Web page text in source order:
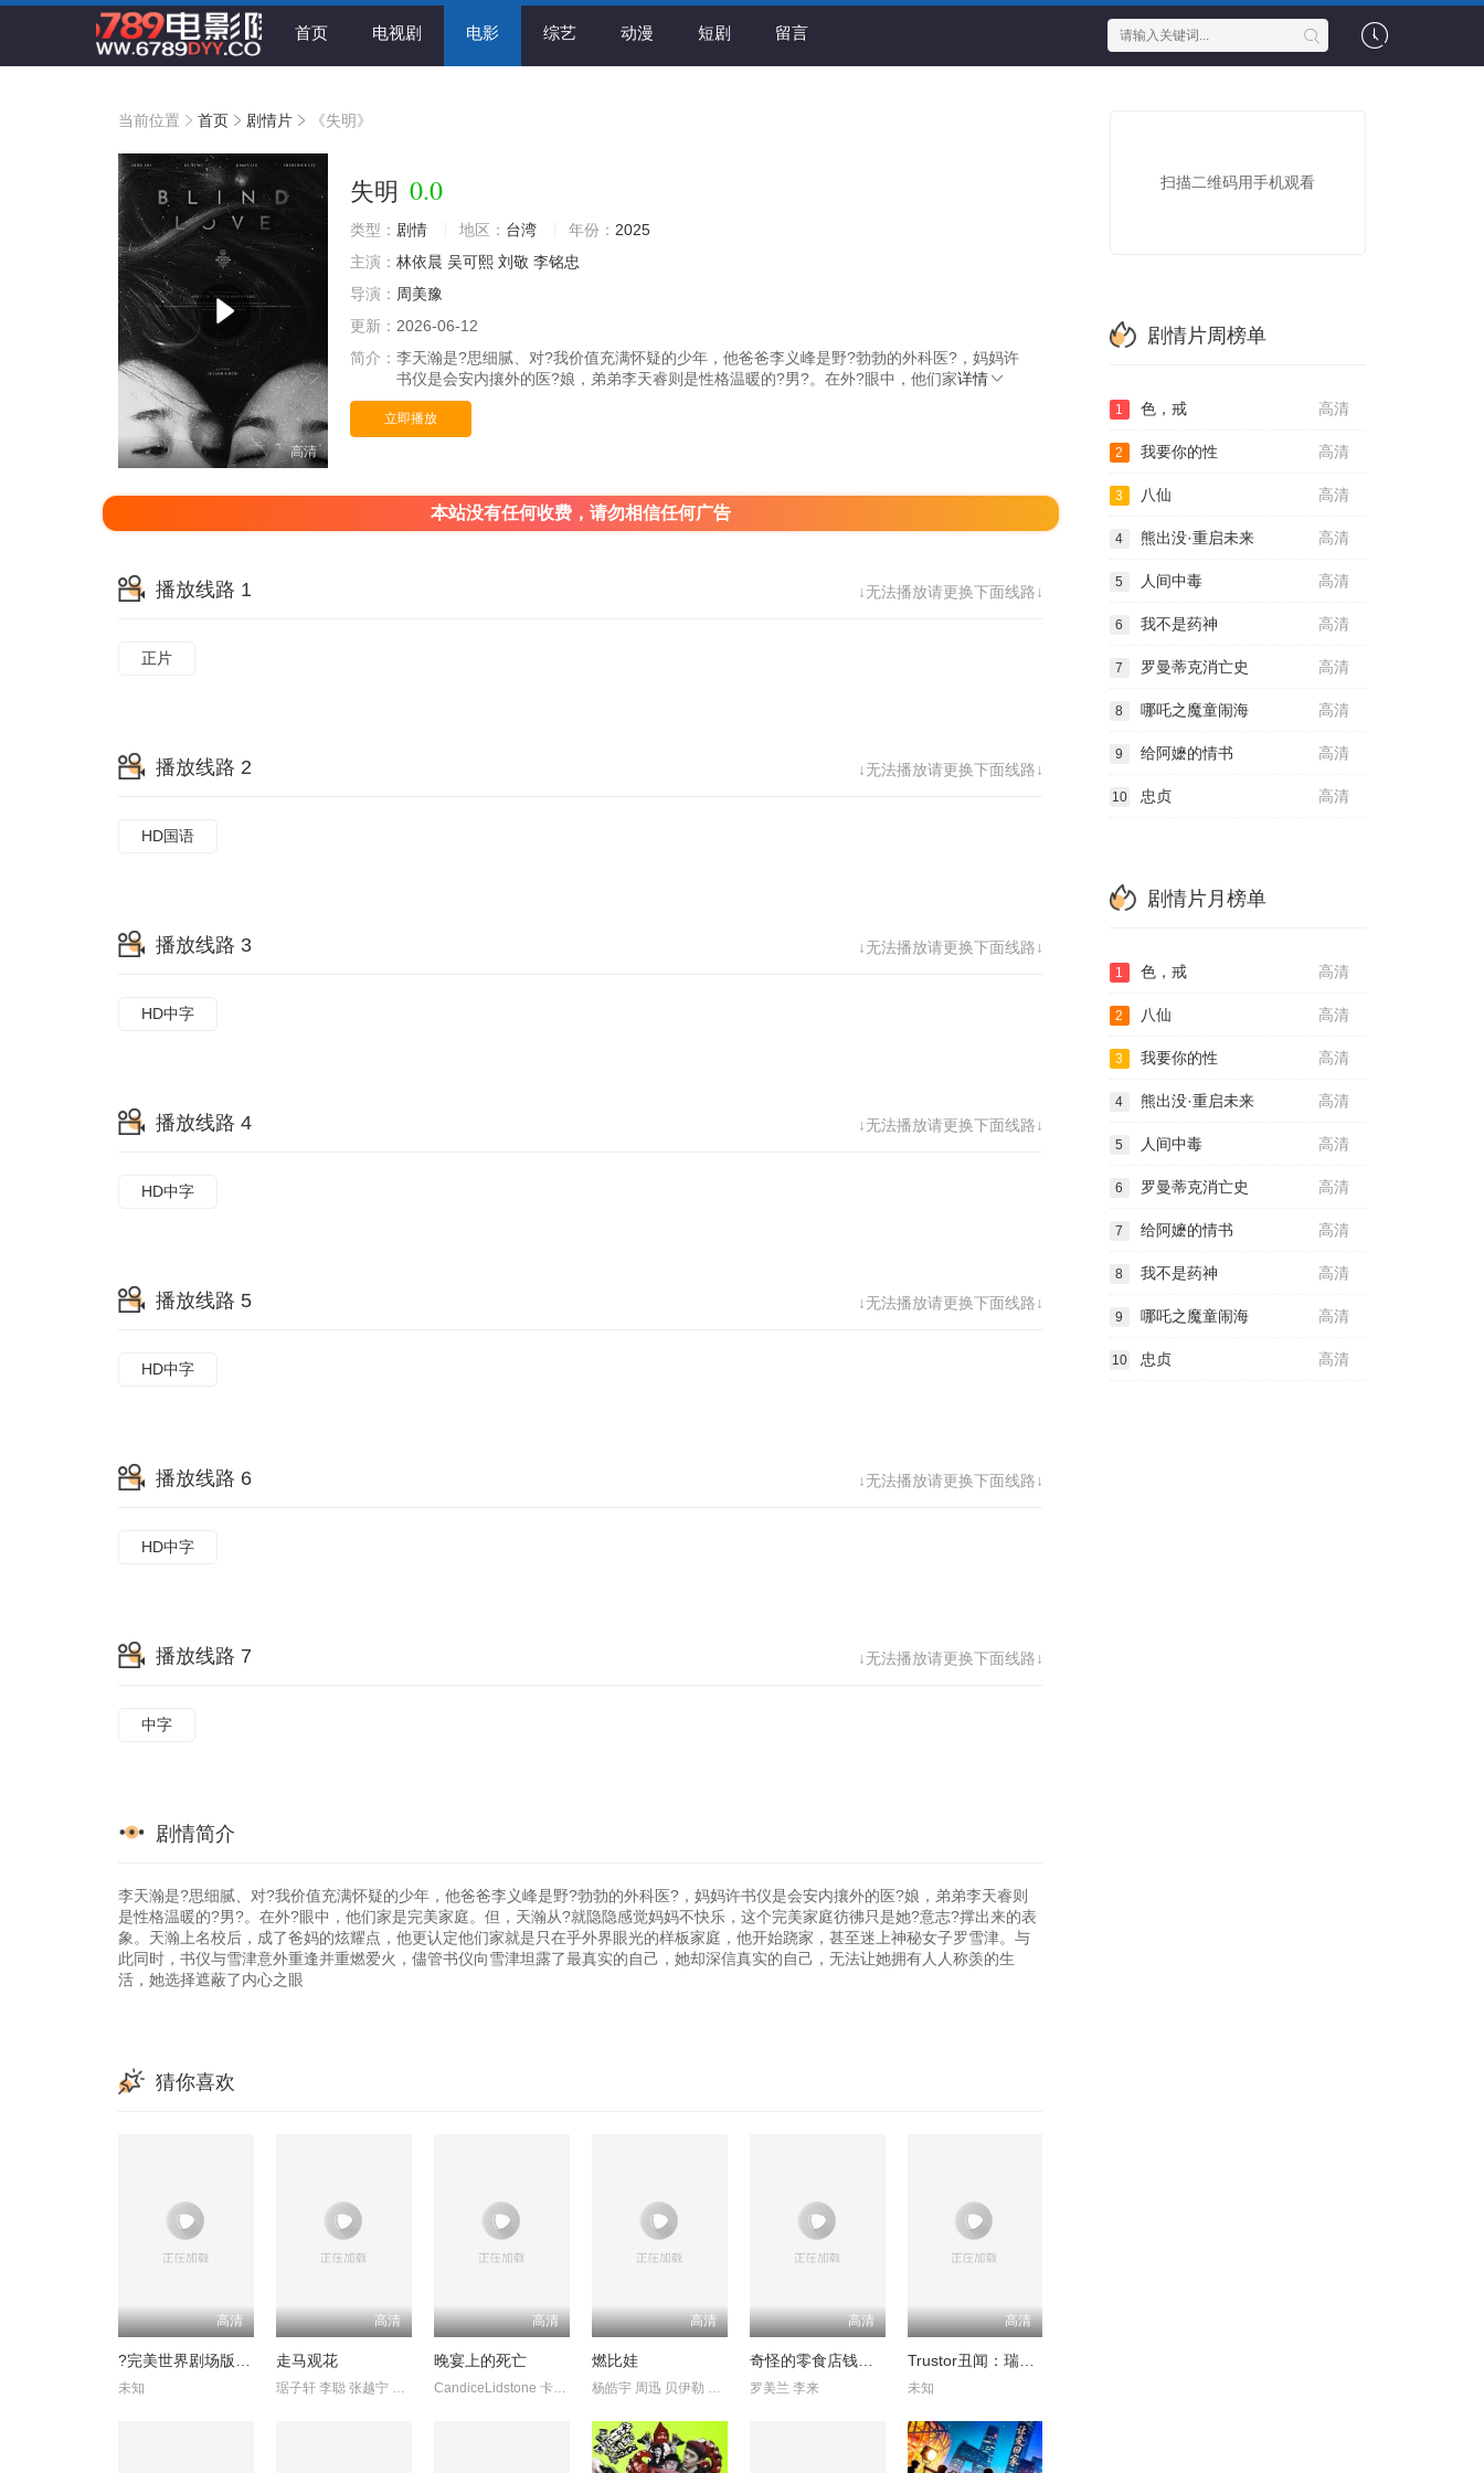
首页 电视剧 电影 综艺 动漫 短剧 留言
当前位置 首页 剧情片 《失明》
高清
失明 0.0
类型： 剧情 地区： 台湾 年份： 2025
主演： 林依晨 吴可熙 刘敬 李铭忠
导演： 周美豫
更新： 2026-06-12
简介： 李天瀚是?思细腻、对?我价值充满怀疑的少年，他爸爸李义峰是野?勃勃的外科医?，妈妈许
书仪是会安内攘外的医?娘，弟弟李天睿则是性格温暖的?男?。在外?眼中，他们家详情
立即播放
本站没有任何收费，请勿相信任何广告
↓无法播放请更换下面线路↓
播放线路 1
正片
↓无法播放请更换下面线路↓
播放线路 2
HD国语
↓无法播放请更换下面线路↓
播放线路 3
HD中字
↓无法播放请更换下面线路↓
播放线路 4
HD中字
↓无法播放请更换下面线路↓
播放线路 5
HD中字
↓无法播放请更换下面线路↓
播放线路 6
HD中字
↓无法播放请更换下面线路↓
播放线路 7
中字
剧情简介
李天瀚是?思细腻、对?我价值充满怀疑的少年，他爸爸李义峰是野?勃勃的外科医?，妈妈许书仪是会安内攘外的医?娘，弟弟李天睿则
是性格温暖的?男?。在外?眼中，他们家是完美家庭。但，天瀚从?就隐隐感觉妈妈不快乐，这个完美家庭彷彿只是她?意志?撑出来的表
象。天瀚上名校后，成了爸妈的炫耀点，他更认定他们家就是只在乎外界眼光的样板家庭，他开始跷家，甚至迷上神秘女子罗雪津。与
此同时，书仪与雪津意外重逢并重燃爱火，儘管书仪向雪津坦露了最真实的自己，她却深信真实的自己，无法让她拥有人人称羡的生
活，她选择遮蔽了内心之眼
猜你喜欢
高清
?完美世界剧场版九劫焚天?
未知
高清
走马观花
琚子轩 李聪 张越宁 高深
高清
晚宴上的死亡
CandiceLidstone 卡梅伦·布罗德 马克·戴 EdenBroda BryceWynte
高清
燃比娃
杨皓宇 周迅 贝伊勒 康春雷
高清
奇怪的零食店钱天堂
罗美兰 李来
高清
Trustor丑闻：瑞典金融案内幕
未知
扫描二维码用手机观看
剧情片周榜单
高清
1 色，戒
高清
2 我要你的性
高清
3 八仙
高清
4 熊出没·重启未来
高清
5 人间中毒
高清
6 我不是药神
高清
7 罗曼蒂克消亡史
高清
8 哪吒之魔童闹海
高清
9 给阿嬷的情书
高清
10 忠贞
剧情片月榜单
高清
1 色，戒
高清
2 八仙
高清
3 我要你的性
高清
4 熊出没·重启未来
高清
5 人间中毒
高清
6 罗曼蒂克消亡史
高清
7 给阿嬷的情书
高清
8 我不是药神
高清
9 哪吒之魔童闹海
高清
10 忠贞